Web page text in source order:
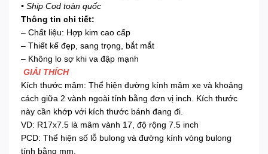
• Ship Cod toàn quốc
Thông tin chi tiết:
– Chất liệu: Hợp kim cao cấp
– Thiết kế đẹp, sang trọng, bắt mắt
– Không lo sợ khi va đập mạnh
GIẢI THÍCH
Kích thước mâm: Thể hiện đường kính mâm xe và khoảng
cách giữa 2 vành ngoài tính bằng đơn vị inch. Kích thước
này cần khớp với kích thước bánh đang đi.
VD: R17x7.5 là mâm vành 17, độ rộng 7.5 inch
PCD: Thể hiện số lỗ bulong và đường kính vòng bulong
tính bằng mm.